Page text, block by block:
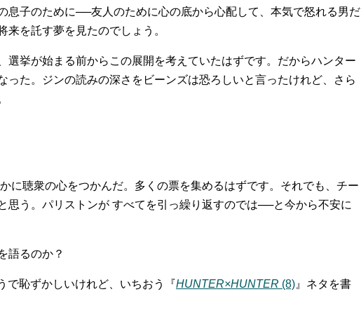
息子のために──友人のために心の底から心配して、本気で怒れる男だ
来を託す夢を見たのでしょう。
選挙が始まる前からこの展開を考えていたはずです。だからハンター
った。ジンの読みの深さをビーンズは恐ろしいと言ったけれど、さら
に聴衆の心をつかんだ。多くの票を集めるはずです。それでも、チー
思う。パリストンが すべてを引っ繰り返すのでは──と今から不安に
語るのか？
で恥ずかしいけれど、いちおう『HUNTER×HUNTER (8) 』ネタを書